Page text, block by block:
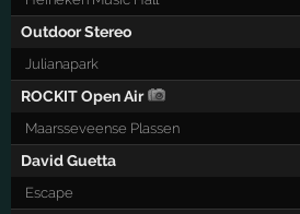
Outdoor Stereo
Julianapark
ROCKIT Open Air
Maarsseveense Plassen
David Guetta
Escape